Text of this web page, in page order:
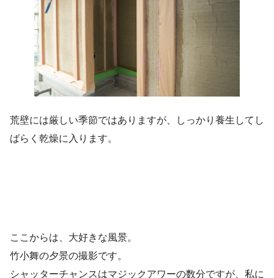
荒壁には厳しい季節ではありますが、しっかり養生してし
ばらく乾燥に入ります。
ここからは、大好きな風景。
竹小舞の夕景の撮影です。
シャッターチャンスはマジックアワーの数分ですが、私に